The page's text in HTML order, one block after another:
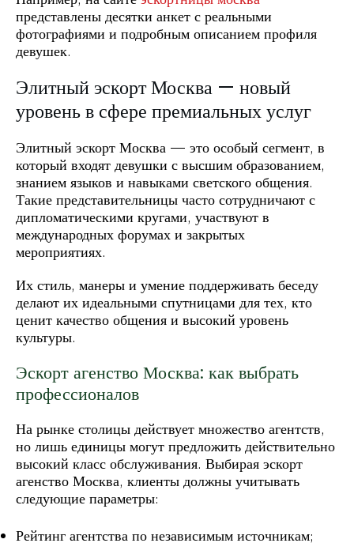
представлены десятки анкет с реальными
фотографиями и подробным описанием профиля
девушек.
Элитный эскорт Москва — новый
уровень в сфере премиальных услуг
Элитный эскорт Москва — это особый сегмент, в
который входят девушки с высшим образованием,
знанием языков и навыками светского общения.
Такие представительницы часто сотрудничают с
дипломатическими кругами, участвуют в
международных форумах и закрытых
мероприятиях.
Их стиль, манеры и умение поддерживать беседу
делают их идеальными спутницами для тех, кто
ценит качество общения и высокий уровень
культуры.
Эскорт агенство Москва: как выбрать
профессионалов
На рынке столицы действует множество агентств,
но лишь единицы могут предложить действительно
высокий класс обслуживания. Выбирая эскорт
агенство Москва, клиенты должны учитывать
следующие параметры:
Рейтинг агентства по независимым источникам;